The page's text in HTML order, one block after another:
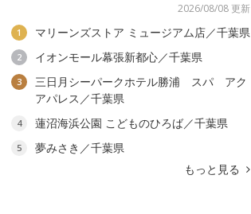
2026/08/08 更新
1 マリーンズストア ミュージアム店／千葉県
2 イオンモール幕張新都心／千葉県
3
三日月シーパークホテル勝浦 スパ アク
アパレス／千葉県
4 蓮沼海浜公園 こどものひろば／千葉県
5
夢みさき／千葉県
もっと見る